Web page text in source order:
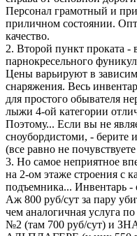
Персонал грамотный и
приличном состоянии.
качество.
2. Второй пункт проката -
парнокресельного
Цены варьируют в
снаряжения. Весь
для простого обывателя
лыжи 4-ой категории
Поэтому... Если вы не
сноубордистоми, - берите
(все равно не
3. Но самое неприятное
на 2-ом этаже строения с
подъемника... Инвентарь -
Аж 800 руб/сут за пару
чем аналогичная услуга
№2 (там 700 руб/сут) и